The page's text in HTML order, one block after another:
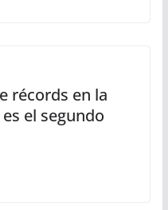
récords en la
el segundo